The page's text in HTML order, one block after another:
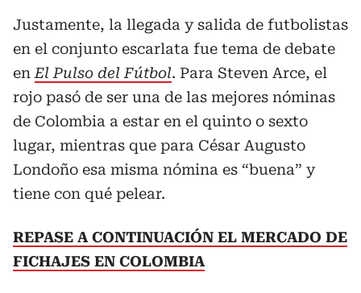
Justamente, la llegada y salida de futbolistas
en el conjunto escarlata fue tema de debate
en El Pulso del Fútbol. Para Steven Arce, el
rojo pasó de ser una de las mejores nóminas
de Colombia a estar en el quinto o sexto
lugar, mientras que para César Augusto
Londoño esa misma nómina es “buena” y
tiene con qué pelear.
REPASE A CONTINUACIÓN EL MERCADO DE
FICHAJES EN COLOMBIA